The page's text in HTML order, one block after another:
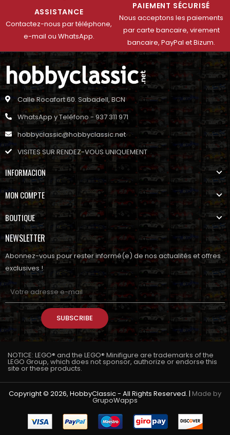
ASSISTANCE
Contactez-nous par téléphone,
e-mail ou WhatsApp.
PAIEMENT SÉCURISÉ
Nous acceptons les paiements
par carte bancaire, virement
bancaire, PayPal et Bizum.
Calle Rocafort 60. Sabadell, BCN
WhatsApp y Teléfono - 937 311 971
hobbyclassic@hobbyclassic.net
VISITES SUR RENDEZ-VOUS UNIQUEMENT
INFORMACION
MON COMPTE
BOUTIQUE
NEWSLETTER
Abonnez-vous pour rester informé(e) de nos actualités et offres
exclusives !
SUBSCRIBE
NOTICE: LEGO® and the LEGO® Minifigure are trademarks of the
LEGO Group, which does not sponsor, authorize or endorse this
site or these products.
Copyright © 2026, HobbyClassic - All Rights Reserved. | Made by
GrupoWapps